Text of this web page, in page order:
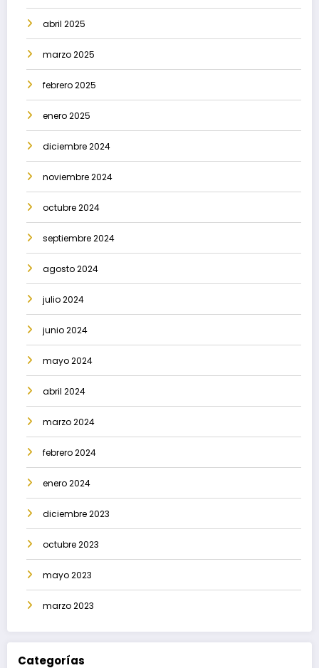
abril 2025
marzo 2025
febrero 2025
enero 2025
diciembre 2024
noviembre 2024
octubre 2024
septiembre 2024
agosto 2024
julio 2024
junio 2024
mayo 2024
abril 2024
marzo 2024
febrero 2024
enero 2024
diciembre 2023
octubre 2023
mayo 2023
marzo 2023
Categorías